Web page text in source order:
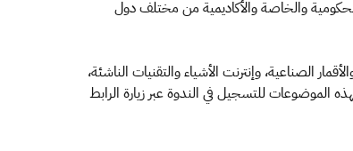
والخاصة والأكاديمية من مختلف دول
الصناعية، وإنترنت الأشياء والتقنيات الناشئة،
الموضوعات للتسجيل في الندوة عبر زيارة الرابط